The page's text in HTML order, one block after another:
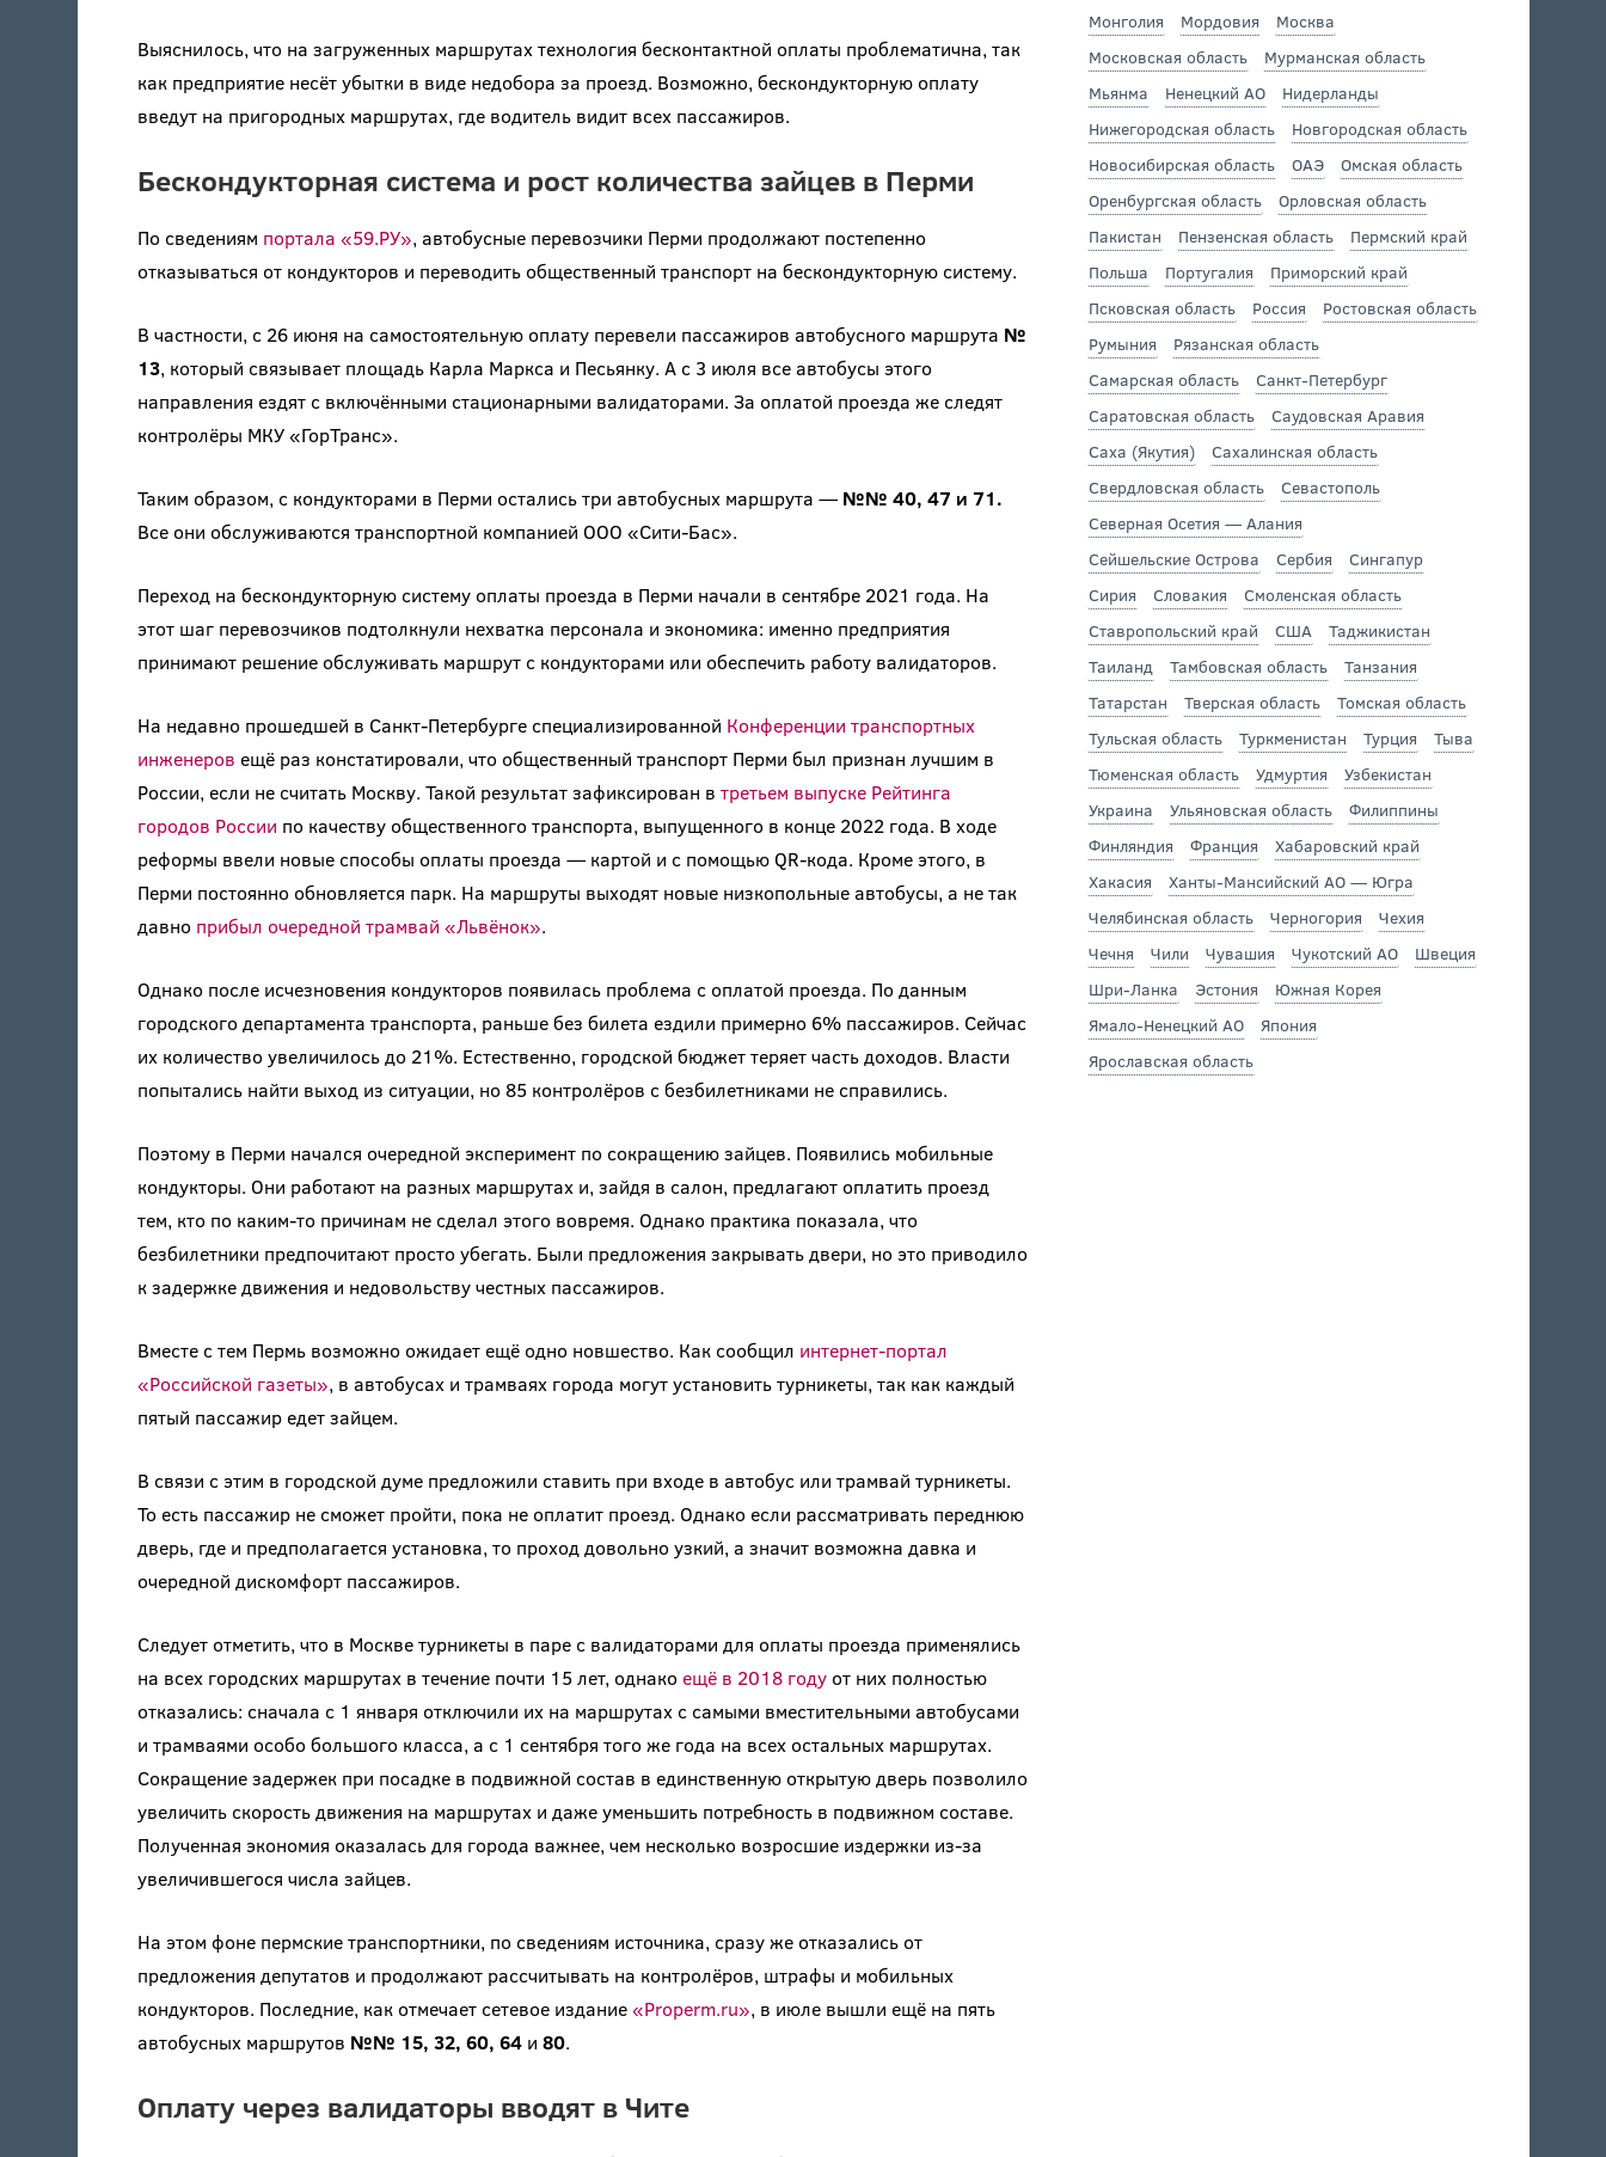
Выяснилось, что на загруженных маршрутах технология бесконтактной оплаты проблематична, так
как предприятие несёт убытки в виде недобора за проезд. Возможно, бескондукторную оплату
введут на пригородных маршрутах, где водитель видит всех пассажиров.
Бескондукторная система и рост количества зайцев в Перми
По сведениям портала «59.РУ», автобусные перевозчики Перми продолжают постепенно
отказываться от кондукторов и переводить общественный транспорт на бескондукторную систему.
В частности, с 26 июня на самостоятельную оплату перевели пассажиров автобусного маршрута №
13, который связывает площадь Карла Маркса и Песьянку. А с 3 июля все автобусы этого
направления ездят с включёнными стационарными валидаторами. За оплатой проезда же следят
контролёры МКУ «ГорТранс».
Таким образом, с кондукторами в Перми остались три автобусных маршрута — №№ 40, 47 и 71.
Все они обслуживаются транспортной компанией ООО «Сити-Бас».
Переход на бескондукторную систему оплаты проезда в Перми начали в сентябре 2021 года. На
этот шаг перевозчиков подтолкнули нехватка персонала и экономика: именно предприятия
принимают решение обслуживать маршрут с кондукторами или обеспечить работу валидаторов.
На недавно прошедшей в Санкт-Петербурге специализированной Конференции транспортных
инженеров ещё раз констатировали, что общественный транспорт Перми был признан лучшим в
России, если не считать Москву. Такой результат зафиксирован в третьем выпуске Рейтинга
городов России по качеству общественного транспорта, выпущенного в конце 2022 года. В ходе
реформы ввели новые способы оплаты проезда — картой и с помощью QR-кода. Кроме этого, в
Перми постоянно обновляется парк. На маршруты выходят новые низкопольные автобусы, а не так
давно прибыл очередной трамвай «Львёнок».
Однако после исчезновения кондукторов появилась проблема с оплатой проезда. По данным
городского департамента транспорта, раньше без билета ездили примерно 6% пассажиров. Сейчас
их количество увеличилось до 21%. Естественно, городской бюджет теряет часть доходов. Власти
попытались найти выход из ситуации, но 85 контролёров с безбилетниками не справились.
Поэтому в Перми начался очередной эксперимент по сокращению зайцев. Появились мобильные
кондукторы. Они работают на разных маршрутах и, зайдя в салон, предлагают оплатить проезд
тем, кто по каким-то причинам не сделал этого вовремя. Однако практика показала, что
безбилетники предпочитают просто убегать. Были предложения закрывать двери, но это приводило
к задержке движения и недовольству честных пассажиров.
Вместе с тем Пермь возможно ожидает ещё одно новшество. Как сообщил интернет-портал
«Российской газеты», в автобусах и трамваях города могут установить турникеты, так как каждый
пятый пассажир едет зайцем.
В связи с этим в городской думе предложили ставить при входе в автобус или трамвай турникеты.
То есть пассажир не сможет пройти, пока не оплатит проезд. Однако если рассматривать переднюю
дверь, где и предполагается установка, то проход довольно узкий, а значит возможна давка и
очередной дискомфорт пассажиров.
Следует отметить, что в Москве турникеты в паре с валидаторами для оплаты проезда применялись
на всех городских маршрутах в течение почти 15 лет, однако ещё в 2018 годуот них полностью
отказались: сначала с 1 января отключили их на маршрутах с самыми вместительными автобусами
и трамваями особо большого класса, а с 1 сентября того же года на всех остальных маршрутах.
Сокращение задержек при посадке в подвижной состав в единственную открытую дверь позволило
увеличить скорость движения на маршрутах и даже уменьшить потребность в подвижном составе.
Полученная экономия оказалась для города важнее, чем несколько возросшие издержки из-за
увеличившегося числа зайцев.
На этом фоне пермские транспортники, по сведениям источника, сразу же отказались от
предложения депутатов и продолжают рассчитывать на контролёров, штрафы и мобильных
кондукторов. Последние, как отмечает сетевое издание«Properm.ru», в июле вышли ещё на пять
автобусных маршрутов №№ 15, 32, 60, 64и 80.
Оплату через валидаторы вводят в Чите
Монголия
Мордовия
Москва
Московская область
Мурманская область
Мьянма
Ненецкий АО
Нидерланды
Нижегородская область
Новгородская область
Новосибирская область
ОАЭ
Омская область
Оренбургская область
Орловская область
Пакистан
Пензенская область
Пермский край
Польша
Португалия
Приморский край
Псковская область
Россия
Ростовская область
Румыния
Рязанская область
Самарская область
Санкт-Петербург
Саратовская область
Саудовская Аравия
Саха (Якутия)
Сахалинская область
Свердловская область
Севастополь
Северная Осетия — Алания
Сейшельские Острова
Сербия
Сингапур
Сирия
Словакия
Смоленская область
Ставропольский край
США
Таджикистан
Таиланд
Тамбовская область
Танзания
Татарстан
Тверская область
Томская область
Тульская область
Туркменистан Турция
Тыва
Тюменская область
Удмуртия
Узбекистан
Украина
Ульяновская область
Филиппины
Финляндия
Франция
Хабаровский край
Хакасия
Ханты-Мансийский АО — Югра
Челябинская область
Черногория
Чехия
Чечня
Чили Чувашия Чукотский АО
Швеция
Шри-Ланка
Эстония
Южная Корея
Ямало-Ненецкий АО
Япония
Ярославская область